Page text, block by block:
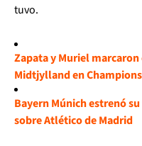
tuvo.
Zapata y Muriel
Midtjylland en Champions
Bayern Múnich estrenó
sobre Atlético de Madrid